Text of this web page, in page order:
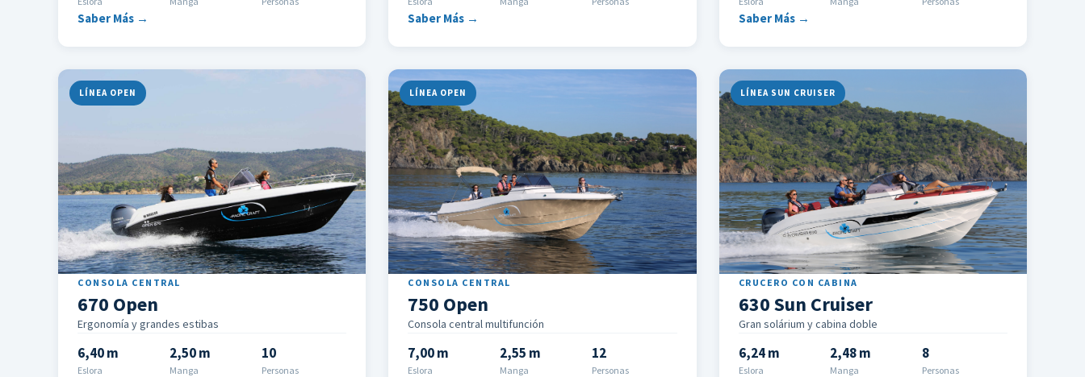
Saber Más → Saber Más → Saber Más →
LÍNEA OPEN
CONSOLA CENTRAL
670 Open
Ergonomía y grandes estibas
6,40 m
Eslora
2,50 m
Manga
10
Personas
LÍNEA OPEN
CONSOLA CENTRAL
750 Open
Consola central multifunción
7,00 m
Eslora
2,55 m
Manga
12
Personas
LÍNEA SUN CRUISER
CRUCERO CON CABINA
630 Sun Cruiser
Gran solárium y cabina doble
6,24 m
Eslora
2,48 m
Manga
8
Personas